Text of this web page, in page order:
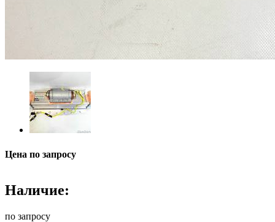
Цена по запросу
Наличие:
по запросу